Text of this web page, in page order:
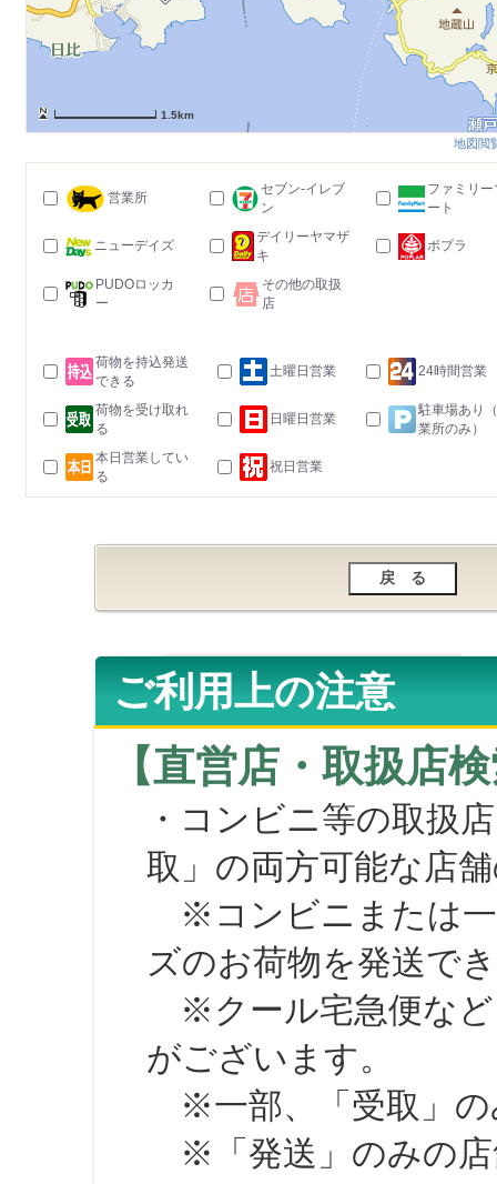
1.5km
地図閲
営業所
セブン-イレブ
ン
ファミリー
ート
ニューデイズ
デイリーヤマザ
キ
ポプラ
PUDOロッカ
ー
その他の取扱
店
荷物を持込発送
できる
土曜日営業 24時間営業
荷物を受け取れ
る
日曜日営業
駐車場あり
業所のみ）
本日営業してい
る
祝日営業
ご利用上の注意
【直営店・取扱店
・コンビニ等の取扱
取」の両方可能な店
※コンビニまたは一
ズのお荷物を発送で
※クール宅急便など
がございます。
※一部、「受取」の
※「発送」のみの店